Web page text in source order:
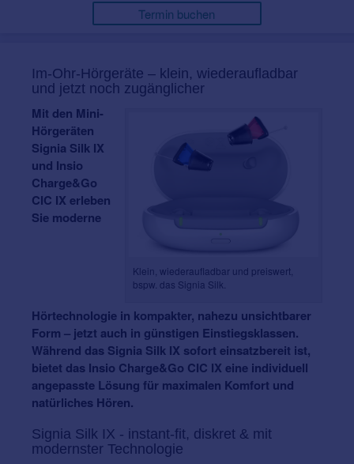
Termin buchen
Im-Ohr-Hörgeräte – klein, wiederaufladbar
und jetzt noch zugänglicher
Klein, wiederaufladbar und preiswert,
bspw. das Signia Silk.
Mit den Mini-
Hörgeräten
Signia Silk IX
und Insio
Charge&Go
CIC IX erleben
Sie moderne
Hörtechnologie in kompakter, nahezu unsichtbarer
Form – jetzt auch in günstigen Einstiegsklassen.
Während das Signia Silk IX sofort einsatzbereit ist,
bietet das Insio Charge&Go CIC IX eine individuell
angepasste Lösung für maximalen Komfort und
natürliches Hören.
Signia Silk IX - instant-fit, diskret & mit
modernster Technologie